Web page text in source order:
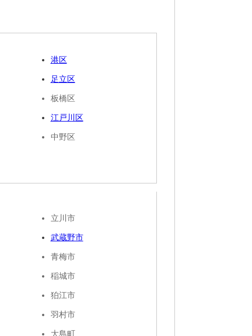
港区
足立区
板橋区
江戸川区
中野区
立川市
武蔵野市
青梅市
稲城市
狛江市
羽村市
大島町